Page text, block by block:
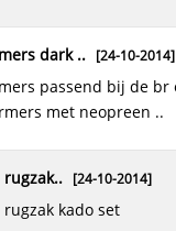
dark .. [24-10-2014]
met neopreen ..
rugzak.. [24-10-2014]
kado set